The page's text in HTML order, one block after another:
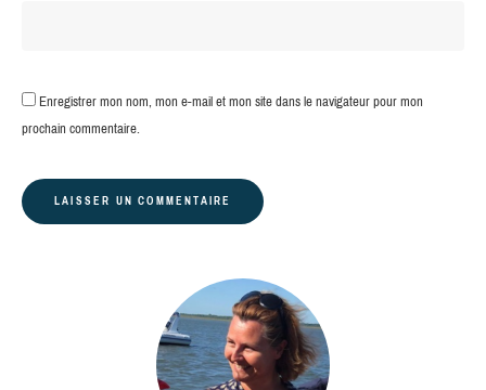
Enregistrer mon nom, mon e-mail et mon site dans le navigateur pour mon
prochain commentaire.